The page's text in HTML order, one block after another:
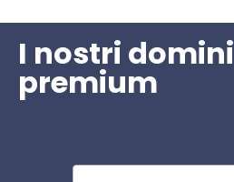
I nostri domini
premium